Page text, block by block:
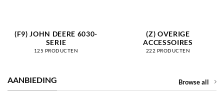
(F9) JOHN DEERE 6030-
SERIE
125 PRODUCTEN
(Z) OVERIGE
ACCESSOIRES
222 PRODUCTEN
AANBIEDING Browse all